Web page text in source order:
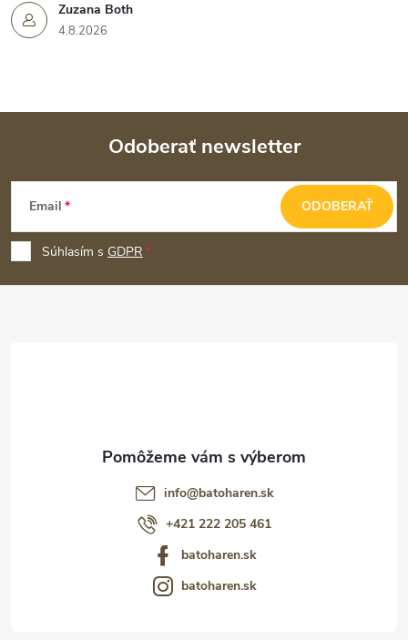
Zuzana Both
4.8.2026
Z
p
ä
Odoberať newsletter
Email
Súhlasím s GDPR
ODOBERAŤ
info@batoharen.sk
+421 222 205 461
batoharen.sk
batoharen.sk